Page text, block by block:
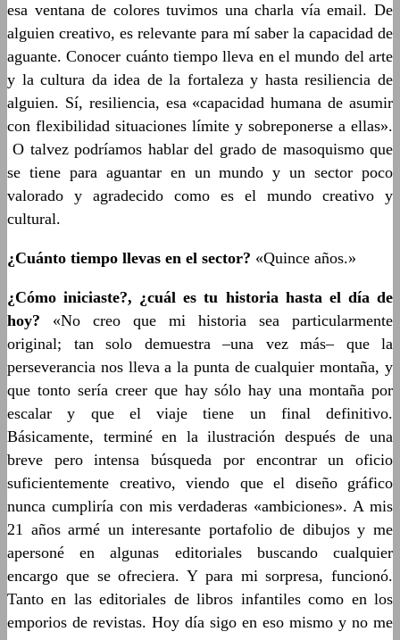
esa ventana de colores tuvimos una charla vía email. De
alguien creativo, es relevante para mí saber la capacidad de
aguante. Conocer cuánto tiempo lleva en el mundo del arte
y la cultura da idea de la fortaleza y hasta resiliencia de
alguien. Sí, resiliencia, esa «capacidad humana de asumir
con flexibilidad situaciones límite y sobreponerse a ellas».
O talvez podríamos hablar del grado de masoquismo que
se tiene para aguantar en un mundo y un sector poco
valorado y agradecido como es el mundo creativo y
cultural.
¿Cuánto tiempo llevas en el sector? «Quince años.»
¿Cómo iniciaste?, ¿cuál es tu historia hasta el día de
hoy? «No creo que mi historia sea particularmente
original; tan solo demuestra –una vez más– que la
perseverancia nos lleva a la punta de cualquier montaña, y
que tonto sería creer que hay sólo hay una montaña por
escalar y que el viaje tiene un final definitivo.
Básicamente, terminé en la ilustración después de una
breve pero intensa búsqueda por encontrar un oficio
suficientemente creativo, viendo que el diseño gráfico
nunca cumpliría con mis verdaderas «ambiciones». A mis
21 años armé un interesante portafolio de dibujos y me
apersoné en algunas editoriales buscando cualquier
encargo que se ofreciera. Y para mi sorpresa, funcionó.
Tanto en las editoriales de libros infantiles como en los
emporios de revistas. Hoy día sigo en eso mismo y no me